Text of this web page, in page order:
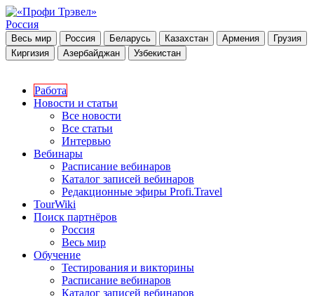
Россия
Весь мир Россия Беларусь Казахстан Армения
Грузия
Киргизия
Азербайджан Узбекистан
Работа
Новости и статьи
Все новости
Все статьи
Интервью
Вебинары
Расписание вебинаров
Каталог записей вебинаров
Редакционные эфиры Profi.Travel
TourWiki
Поиск партнёров
Россия
Весь мир
Обучение
Тестирования и викторины
Расписание вебинаров
Каталог записей вебинаров